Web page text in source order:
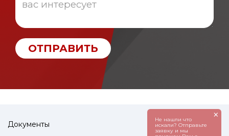
ОТПРАВИТЬ
Документы
Не нашли что
искали? Отправьте
заявку и мы
×